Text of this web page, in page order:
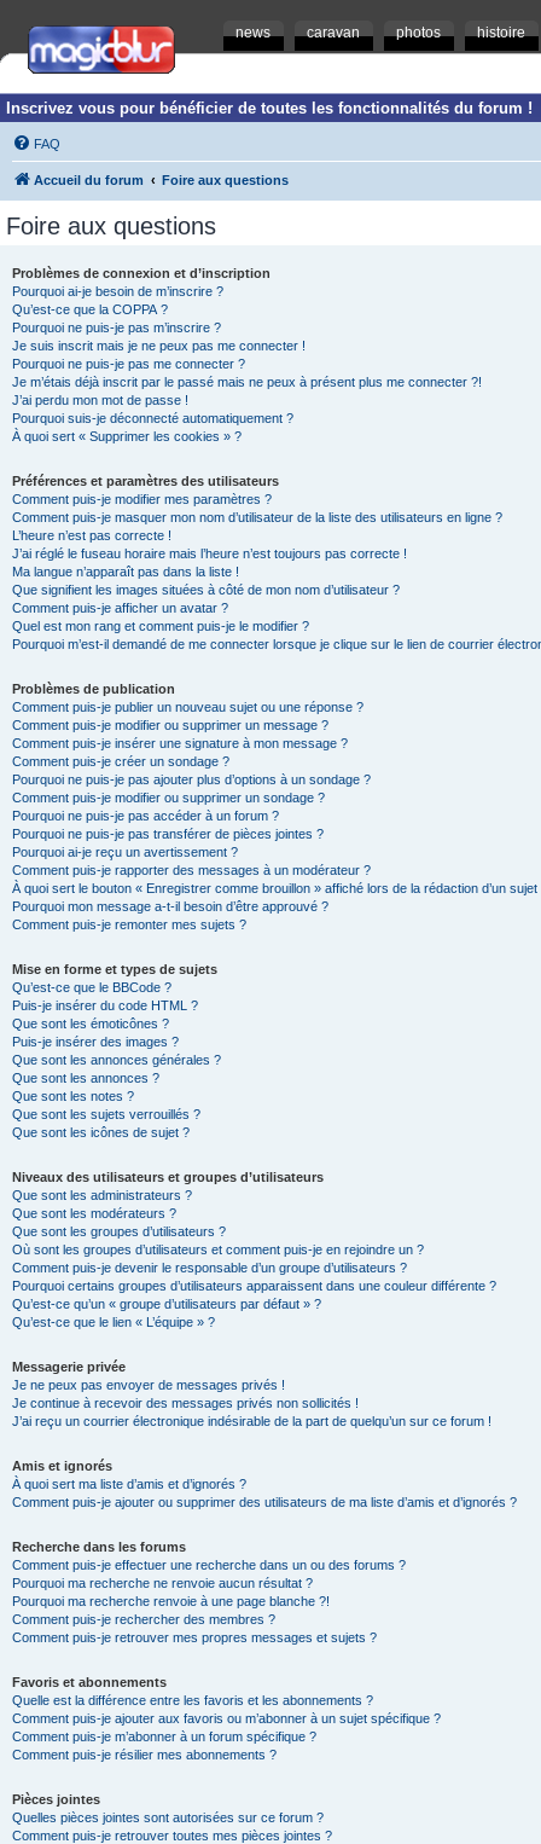
news caravan photos histoire
Inscrivez vous pour bénéficier de toutes les fonctionnalités du forum !
FAQ
Accueil du forum Foire aux questions
Foire aux questions
Problèmes de connexion et d’inscription
Pourquoi ai-je besoin de m’inscrire ?
Qu’est-ce que la COPPA ?
Pourquoi ne puis-je pas m’inscrire ?
Je suis inscrit mais je ne peux pas me connecter !
Pourquoi ne puis-je pas me connecter ?
Je m’étais déjà inscrit par le passé mais ne peux à présent plus me connecter ?!
J’ai perdu mon mot de passe !
Pourquoi suis-je déconnecté automatiquement ?
À quoi sert « Supprimer les cookies » ?
Préférences et paramètres des utilisateurs
Comment puis-je modifier mes paramètres ?
Comment puis-je masquer mon nom d’utilisateur de la liste des utilisateurs en ligne ?
L’heure n’est pas correcte !
J’ai réglé le fuseau horaire mais l’heure n’est toujours pas correcte !
Ma langue n’apparaît pas dans la liste !
Que signifient les images situées à côté de mon nom d’utilisateur ?
Comment puis-je afficher un avatar ?
Quel est mon rang et comment puis-je le modifier ?
Pourquoi m’est-il demandé de me connecter lorsque je clique sur le lien de courrier
Problèmes de publication
Comment puis-je publier un nouveau sujet ou une réponse ?
Comment puis-je modifier ou supprimer un message ?
Comment puis-je insérer une signature à mon message ?
Comment puis-je créer un sondage ?
Pourquoi ne puis-je pas ajouter plus d’options à un sondage ?
Comment puis-je modifier ou supprimer un sondage ?
Pourquoi ne puis-je pas accéder à un forum ?
Pourquoi ne puis-je pas transférer de pièces jointes ?
Pourquoi ai-je reçu un avertissement ?
Comment puis-je rapporter des messages à un modérateur ?
À quoi sert le bouton « Enregistrer comme brouillon » affiché lors de la rédaction d’un sujet
Pourquoi mon message a-t-il besoin d’être approuvé ?
Comment puis-je remonter mes sujets ?
Mise en forme et types de sujets
Qu’est-ce que le BBCode ?
Puis-je insérer du code HTML ?
Que sont les émoticônes ?
Puis-je insérer des images ?
Que sont les annonces générales ?
Que sont les annonces ?
Que sont les notes ?
Que sont les sujets verrouillés ?
Que sont les icônes de sujet ?
Niveaux des utilisateurs et groupes d’utilisateurs
Que sont les administrateurs ?
Que sont les modérateurs ?
Que sont les groupes d’utilisateurs ?
Où sont les groupes d’utilisateurs et comment puis-je en rejoindre un ?
Comment puis-je devenir le responsable d’un groupe d’utilisateurs ?
Pourquoi certains groupes d’utilisateurs apparaissent dans une couleur différente ?
Qu’est-ce qu’un « groupe d’utilisateurs par défaut » ?
Qu’est-ce que le lien « L’équipe » ?
Messagerie privée
Je ne peux pas envoyer de messages privés !
Je continue à recevoir des messages privés non sollicités !
J’ai reçu un courrier électronique indésirable de la part de quelqu’un sur ce forum !
Amis et ignorés
À quoi sert ma liste d’amis et d’ignorés ?
Comment puis-je ajouter ou supprimer des utilisateurs de ma liste d’amis et d’ignorés ?
Recherche dans les forums
Comment puis-je effectuer une recherche dans un ou des forums ?
Pourquoi ma recherche ne renvoie aucun résultat ?
Pourquoi ma recherche renvoie à une page blanche ?!
Comment puis-je rechercher des membres ?
Comment puis-je retrouver mes propres messages et sujets ?
Favoris et abonnements
Quelle est la différence entre les favoris et les abonnements ?
Comment puis-je ajouter aux favoris ou m’abonner à un sujet spécifique ?
Comment puis-je m’abonner à un forum spécifique ?
Comment puis-je résilier mes abonnements ?
Pièces jointes
Quelles pièces jointes sont autorisées sur ce forum ?
Comment puis-je retrouver toutes mes pièces jointes ?